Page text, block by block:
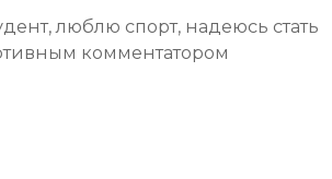
люблю спорт, надеюсь стать
комментатором